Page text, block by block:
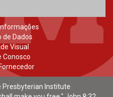
de Dados
Visual
Conosco
Presbyterian Institute